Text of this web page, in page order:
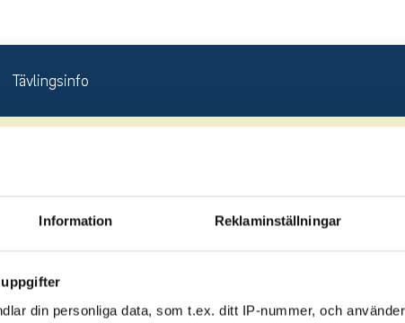
Information Reklaminställningar
din personliga data, som t.ex. ditt IP-nummer, och
Tävlingsinfo